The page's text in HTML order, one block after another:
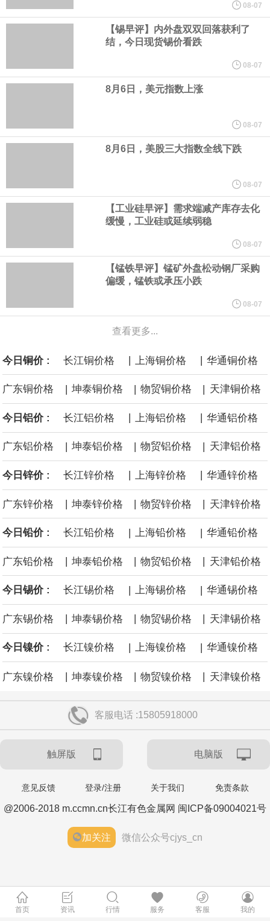
美国新墨西哥州第一司法区法院当地时间8月6日作出裁决，社交媒
体“脸书（Facebook）”、“照片墙（Instagram）”的母公司美
国“元”公司应向该州一项基金支付5.67 亿美元，用于应对青少年因
使用其产品而面临的心理健康问题。 这一裁决源于今年早些时候的
一场审判。在那次审判中，新墨西哥州陪审团认定“元”公司需就涉嫌
导致青少年心理健康问题及利用其产品进行性剥削的行为，承担
3.75亿美元的罚款。这5.67亿美元是在3.75亿美元罚款基础上追加
白宫已邀请美国关键矿产行业的顶级高管周五与总统唐纳德·特朗普
会面。据知情人士透露，此次活动旨在展示为促进关键矿产开发和
加工所做的努力，并计划公布一些交易和谅解备忘录。
当地时间8月6日，德国能源企业RWE旗下美国海上风电业务已与美
国内政部达成和解协议，美国政府支付12.2亿美元和解资金，RWE
将放弃位于纽约湾、加州近海和路易斯安那州近海的海上风电租赁
权益。
据广钢气体消息，8月6日，广钢气体与韩国头部工业气体服务商
AirFirst正式签署实质性长期战略合作协议。双方将建立常态化技术
续打磨定制化供气体系，推动技术方案在海外高端产线完成验证与
规模化交付。
央行今日开展10亿元7天逆回购操作，投标量10亿元，中标量10亿
央行公开市场今日净回笼1,330.0亿元人民币。
当地时间8月6日，丰田汽车宣布在美国召回约50.8万辆2025至2026
年款凯美瑞（Camry）车型，原因是车辆7英寸组合仪表可能在启动
时出现黑屏，导致转向灯、危险警示灯以及部分提示音功能失效。
韩国经济日报援引不愿具名的业内人士消息，LG 集团会长具光谟下
在首尔会晤，并宣布在机器人、人工智能基础设施、自动驾驶等领
08-07
【锡早评】内外盘双双回落获利了
结，今日现货锡价看跌
08-07
8月6日，美元指数上涨
08-07
8月6日，美股三大指数全线下跌
08-07
【工业硅早评】需求端减产库存去化
缓慢，工业硅或延续弱稳
08-07
【锰铁早评】锰矿外盘松动钢厂采购
偏缓，锰铁或承压小跌
08-07
查看更多...
今日铜价 : 长江铜价格 | 上海铜价格 | 华通铜价格
广东铜价格 | 坤泰铜价格 | 物贸铜价格 | 天津铜价格
今日铝价 : 长江铝价格 上海铝价格 华通铝价格
广东铝价格 | 坤泰铝价格 | 物贸铝价格 | 天津铝价格
今日锌价 : 长江锌价格 上海锌价格 华通锌价格
广东锌价格 | 坤泰锌价格 | 物贸锌价格 | 天津锌价格
今日铅价 : 长江铅价格 | 上海铅价格 | 华通铅价格
广东铅价格 坤泰铅价格 物贸铅价格 天津铅价格
今日锡价 : 长江锡价格 | 上海锡价格 | 华通锡价格
广东锡价格 坤泰锡价格 物贸锡价格 天津锡价格
今日镍价 : 长江镍价格 | 上海镍价格 | 华通镍价格
广东镍价格 | 坤泰镍价格 | 物贸镍价格 | 天津镍价格
客服电话 :15805918000
触屏版 电脑版
意见反馈 登录/注册 关于我们 免责条款
@2006-2018 m.ccmn.cn长江有色金属网 闽ICP备09004021号
加关注 微信公众号cjys_cn
首页 资讯 行情 服务 客服 我的